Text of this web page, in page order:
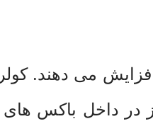
می دهند.
در داخل باکس